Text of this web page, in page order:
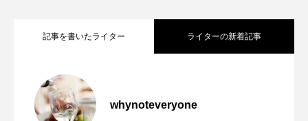
記事を書いたライター ライターの新着記事
whynoteveryone
2026.01.23